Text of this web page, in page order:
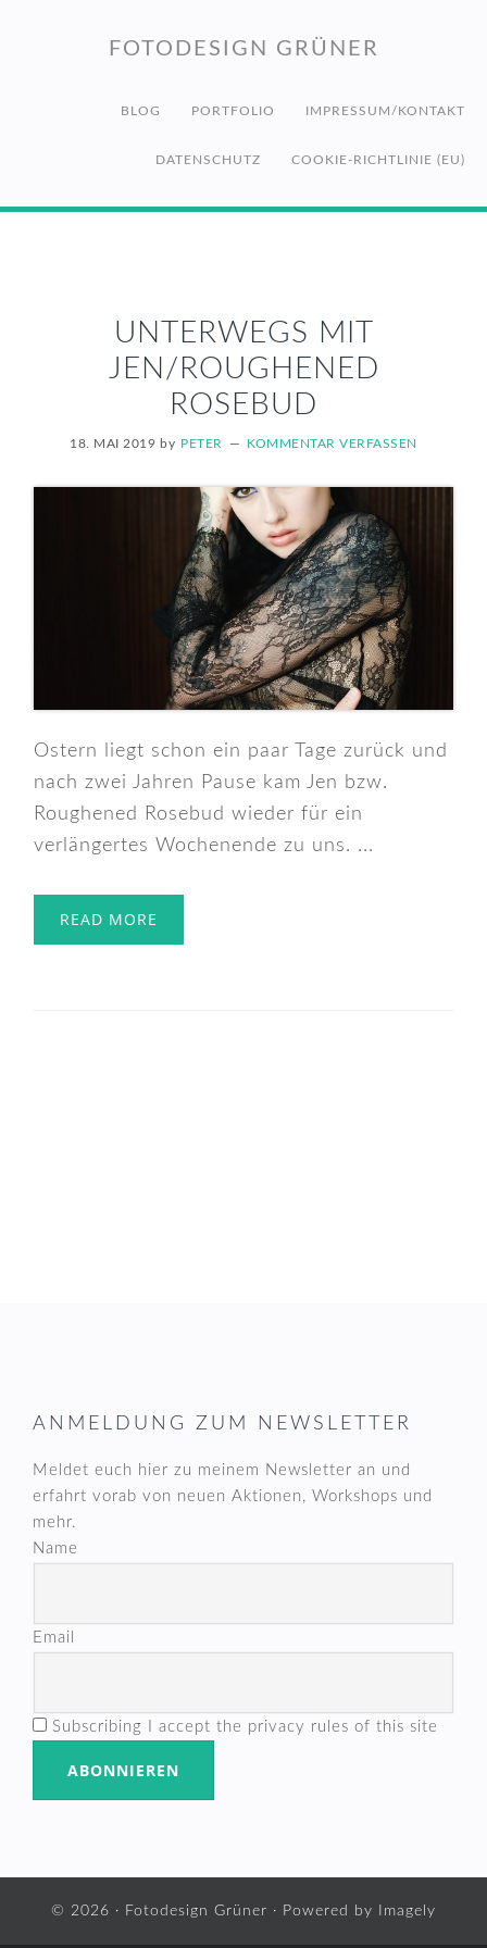
HauptnavigationFOTODESIGN GRÜNER
BLOG PORTFOLIO IMPRESSUM/KONTAKT
DATENSCHUTZ COOKIE-RICHTLINIE (EU)
UNTERWEGS MIT
JEN/ROUGHENED
ROSEBUD
18. MAI 2019 by PETER KOMMENTAR VERFASSEN
Ostern liegt schon ein paar Tage zurück und
nach zwei Jahren Pause kam Jen bzw.
Roughened Rosebud wieder für ein
verlängertes Wochenende zu uns. ...
READ MORE
FOOTER
ANMELDUNG ZUM NEWSLETTER
Meldet euch hier zu meinem Newsletter an und
erfahrt vorab von neuen Aktionen, Workshops und
mehr.
Name
Email
Subscribing I accept the privacy rules of this site
© 2026 · Fotodesign Grüner · Powered by Imagely